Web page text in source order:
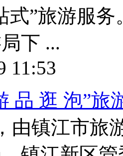
式”旅游服
下 ...
11:53
品 逛 泡”旅
由镇江市旅